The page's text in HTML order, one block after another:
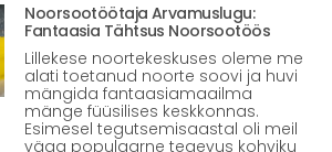
Noorsootöötaja Arvamuslugu:
Fantaasia Tähtsus Noorsootöös
Lillekese noortekeskuses oleme me
alati toetanud noorte soovi ja huvi
mängida fantaasiamaailma
mänge füüsilises keskkonnas.
Esimesel tegutsemisaastal oli meil
väga populaarne tegevus kohviku